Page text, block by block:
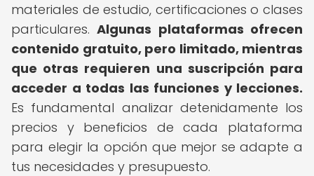
materiales de estudio, certificaciones o clases
particulares.Algunas plataformas ofrecen
contenido gratuito, pero limitado, mientras
que otras requieren una suscripción para
acceder a todas las funciones y lecciones.
Es fundamental analizar detenidamente los
precios y beneficios de cada plataforma
para elegir la opción que mejor se adapte a
tus necesidades y presupuesto.